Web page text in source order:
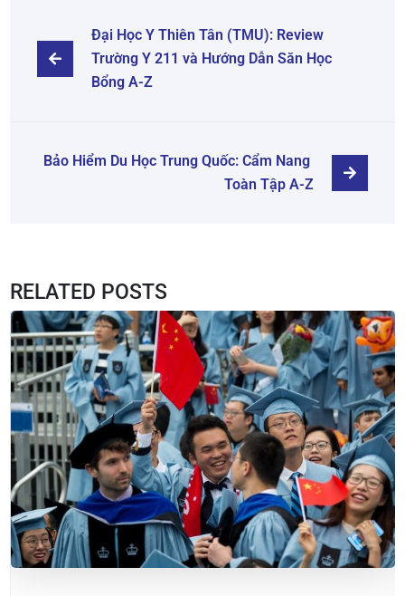
Đại Học Y Thiên Tân (TMU): Review
Trường Y 211 và Hướng Dẫn Săn Học
Bổng A-Z
Bảo Hiểm Du Học Trung Quốc: Cẩm Nang
Toàn Tập A-Z
RELATED POSTS